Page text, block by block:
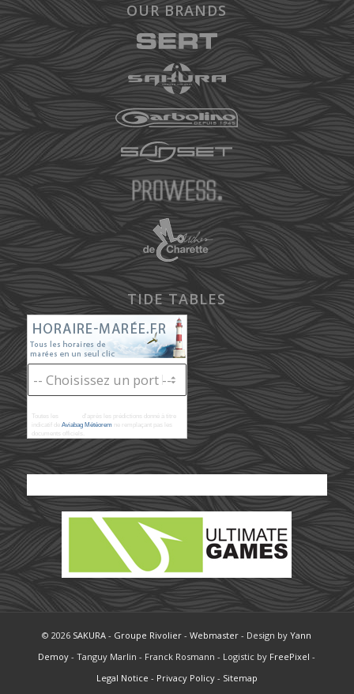
OUR BRANDS
TIDE TABLES
Toutes les
d'après les prédictions donné à titre
indicatif de Aviabag Météoremne remplaçant pas les
documents officiels.
© 2026 SAKURA - Groupe Rivolier -Webmaster - Design byYann
Demoy - Tanguy Marlin - Franck Rosmann - Logistic by FreePixel -
Legal Notice - Privacy Policy- Sitemap